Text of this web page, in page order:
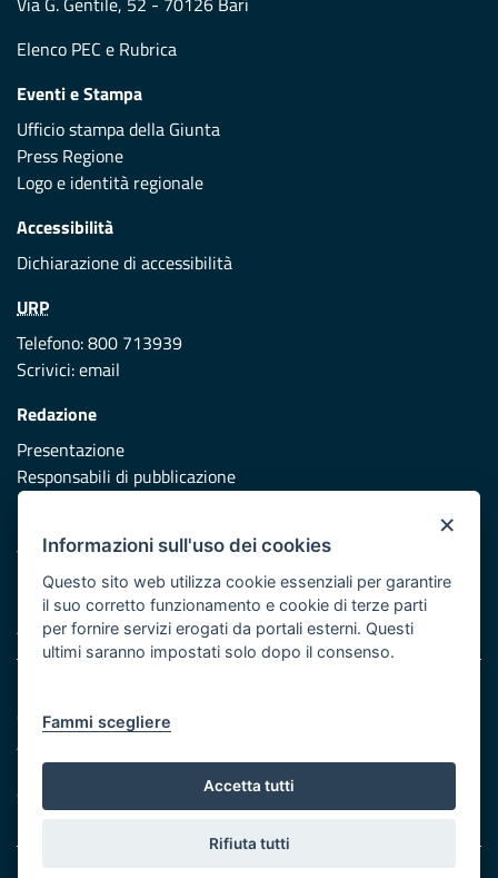
Elenco PEC e Rubrica
Eventi e Stampa
Ufficio stampa della Giunta
Press Regione
Logo e identità regionale
Accessibilità
Dichiarazione di accessibilità
URP
Telefono: 800 713939
Scrivici:email
Redazione
Presentazione
Responsabili di pubblicazione
Vai al sito di Protezione Civile Puglia
Iniziativa finanziata con risorse del POR Puglia 2014/2020 -
Asse XI
Cookie e privacy
Atti di notifica
Feed RSS
Servizi Intranet
×
Informazioni sull'uso dei cookies
Questo sito web utilizza cookie essenziali per garantire
il suo corretto funzionamento e cookie di terze parti
per fornire servizi erogati da portali esterni. Questi
ultimi saranno impostati solo dopo il consenso.
Fammi scegliere
Accetta tutti
Rifiuta tutti